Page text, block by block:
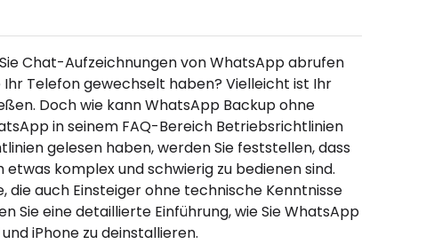
Chat-Aufzeichnungen von WhatsApp abrufen
Telefon gewechselt haben? Vielleicht ist Ihr
Doch wie kann WhatsApp Backup ohne
in seinem FAQ-Bereich Betriebsrichtlinien
gelesen haben, werden Sie feststellen, dass
komplex und schwierig zu bedienen sind.
auch Einsteiger ohne technische Kenntnisse
Sie eine detaillierte Einführung, wie Sie WhatsApp
iPhone zu deinstallieren.